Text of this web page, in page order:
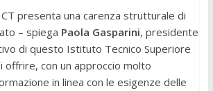
presenta una carenza strutturale di
– spiega Paola Gasparini, presidente
di questo Istituto Tecnico Superiore
offrire, con un approccio molto
in linea con le esigenze delle